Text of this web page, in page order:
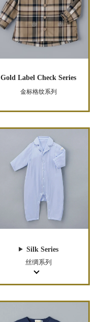
Gold Label Check Series
金标格纹系列
Silk Series
丝绸系列